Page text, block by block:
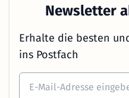
Newsletter
Erhalte die besten
ins Postfach